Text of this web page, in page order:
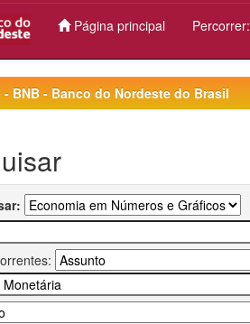
Página principal Percorrer:
- BNB - Banco do Nordeste do Brasil